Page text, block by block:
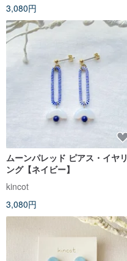
3,080円
ムーンパレッド ピアス・イヤリ
ング【ネイビー】
kincot
3,080円